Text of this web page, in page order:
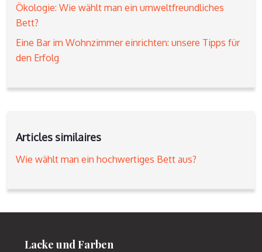
Ökologie: Wie wählt man ein umweltfreundliches
Bett?
Eine Bar im Wohnzimmer einrichten: unsere Tipps für
den Erfolg
Articles similaires
Wie wählt man ein hochwertiges Bett aus?
Lacke und Farben